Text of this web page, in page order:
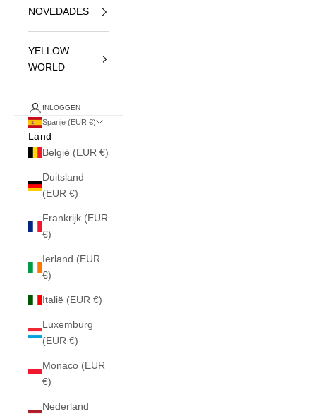
NOVEDADES
YELLOW
WORLD
INLOGGEN
Spanje (EUR €)
Land
België (EUR €)
Duitsland
(EUR €)
Frankrijk (EUR
€)
Ierland (EUR
€)
Italië (EUR €)
Luxemburg
(EUR €)
Monaco (EUR
€)
Nederland